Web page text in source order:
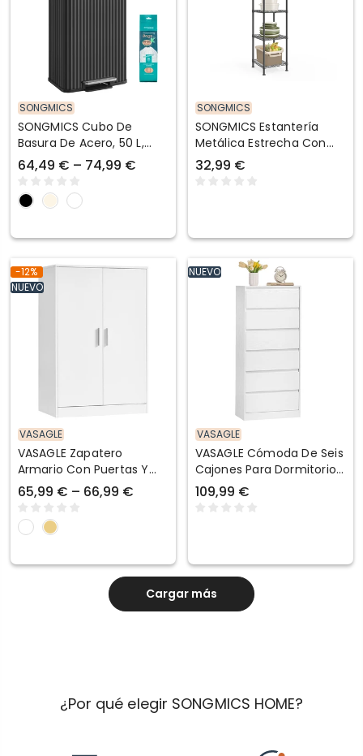
SONGMICS
SONGMICS Cubo De
Basura De Acero, 50 L,
Con Pedal
64,49 € – 74,99 €
SONGMICS
SONGMICS Estantería
Metálica Estrecha Con
Balda Ajustable
32,99 €
-12%
NUEVO
VASAGLE
VASAGLE Zapatero
Armario Con Puertas Y
Estantes Ajustables
65,99 € – 66,99 €
NUEVO
VASAGLE
VASAGLE Cómoda De Seis
Cajones Para Dormitorio
Y Armario
109,99 €
Cargar más
¿Por qué elegir SONGMICS HOME?